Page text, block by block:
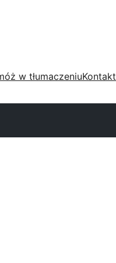
w tłumaczeniuKontakt